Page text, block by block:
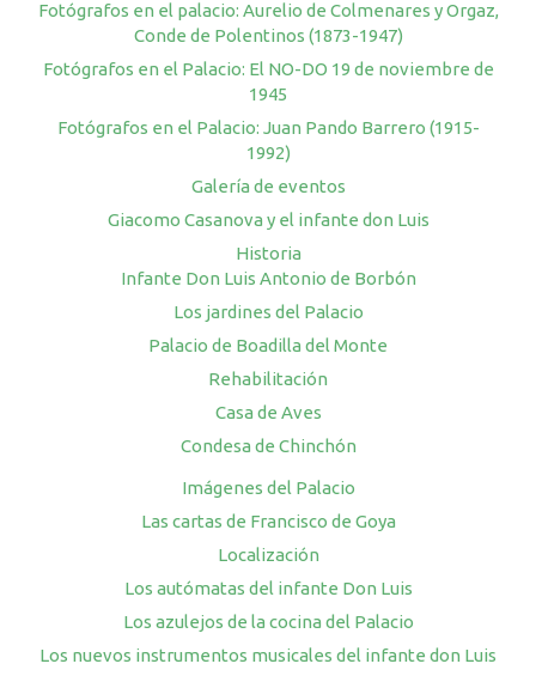
Fotógrafos en el palacio: Aurelio de Colmenares y Orgaz,
Conde de Polentinos (1873-1947)
Fotógrafos en el Palacio: El NO-DO 19 de noviembre de
1945
Fotógrafos en el Palacio: Juan Pando Barrero (1915-
1992)
Galería de eventos
Giacomo Casanova y el infante don Luis
Historia
Infante Don Luis Antonio de Borbón
Los jardines del Palacio
Palacio de Boadilla del Monte
Rehabilitación
Casa de Aves
Condesa de Chinchón
Imágenes del Palacio
Las cartas de Francisco de Goya
Localización
Los autómatas del infante Don Luis
Los azulejos de la cocina del Palacio
Los nuevos instrumentos musicales del infante don Luis